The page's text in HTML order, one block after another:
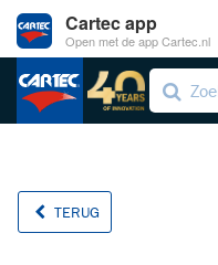
TERUG
Cartec app
Open met de app Cartec.nl